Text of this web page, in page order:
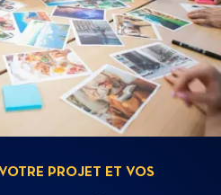
PROJET ET VOS